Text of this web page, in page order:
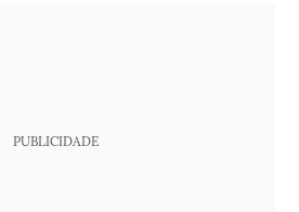
PUBLICIDADE